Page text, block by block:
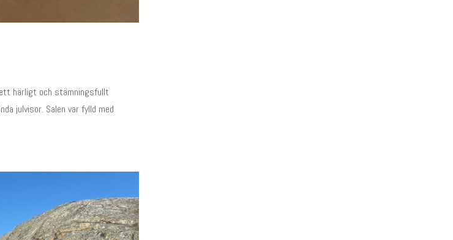
härligt och stämningsfullt
julvisor. Salen var fylld med